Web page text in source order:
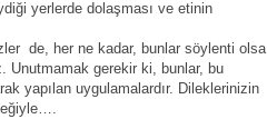
yerlerde dolaşması ve etinin
de, her ne kadar, bunlar söylenti olsa
Unutmamak gerekir ki, bunlar, bu
yapılan uygulamalardır. Dileklerinizin